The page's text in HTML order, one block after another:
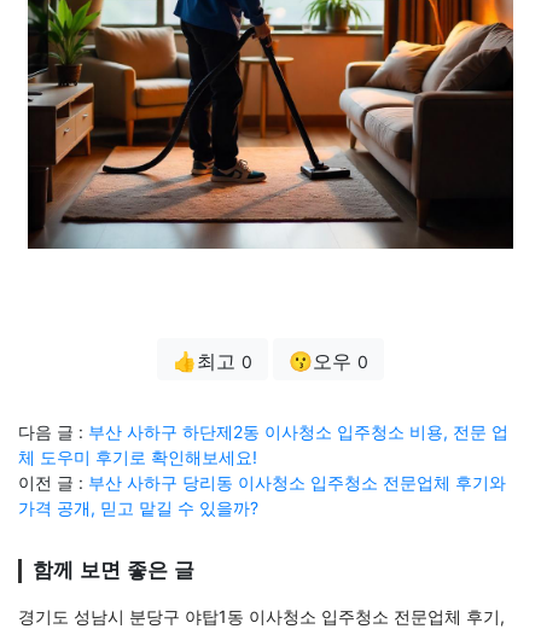
👍최고 0 😗오우 0
다음 글 : 부산 사하구 하단제2동 이사청소 입주청소 비용, 전문 업
체 도우미 후기로 확인해보세요!
이전 글 : 부산 사하구 당리동 이사청소 입주청소 전문업체 후기와
가격 공개, 믿고 맡길 수 있을까?
함께 보면 좋은 글
경기도 성남시 분당구 야탑1동 이사청소 입주청소 전문업체 후기,